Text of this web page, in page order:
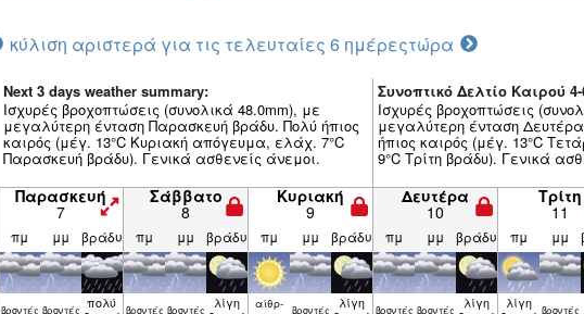
κύλιση αριστερά για τις τελευταίες 6 ημέρεςτώρα
Next 3 days weather summary:
Ισχυρές βροχοπτώσεις (συνολικά 48.0mm), με
μεγαλύτερη ένταση Παρασκευή βράδυ. Πολύ ήπιος
καιρός (μέγ. 13°C Κυριακή απόγευμα, ελάχ. 7°C
Παρασκευή βράδυ). Γενικά ασθενείς άνεμοι.
Συνοπτικό Δελτίο Καιρού
Ισχυρές βροχοπτώσεις
μεγαλύτερη ένταση
ήπιος καιρός (μέγ. 13°C
9°C Τρίτη βράδυ). Γενικά
Παρασκευή
7
Σάββατο
8
Κυριακή
9
Δευτέρα
10
Τρίτη
11
πμ μμ βράδυ πμ μμ βράδυ πμ μμ βράδυ πμ μμ βράδυ πμ μμ
βρον­τές βρον­τές πολύ βρον­τές βρον­τές λίγη αίθρ­ βρον­τές λίγη βρον­τές βρον­τές λίγη λίγη βρον­τές